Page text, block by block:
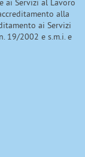
ai Servizi al Lavoro
alla
ai Servizi
19/2002 e s.m.i. e